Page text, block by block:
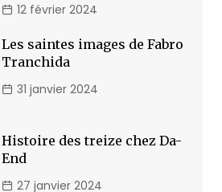
12 février 2024
Les saintes images de Fabro
Tranchida
31 janvier 2024
Histoire des treize chez Da-
End
27 janvier 2024